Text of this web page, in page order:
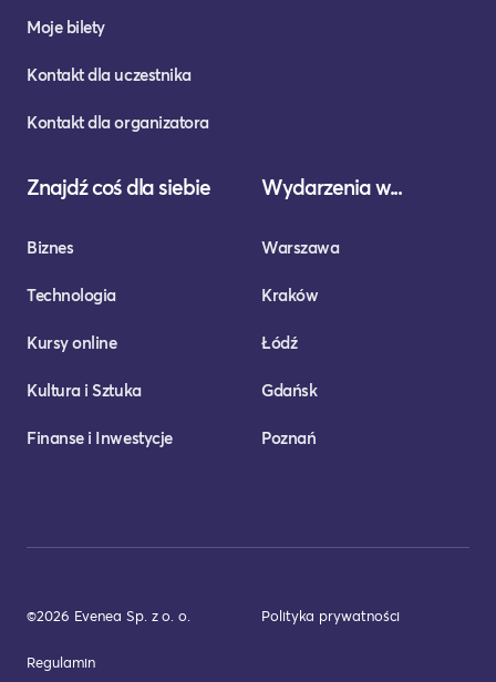
Moje bilety
Kontakt dla uczestnika
Kontakt dla organizatora
Znajdź coś dla siebie
Biznes
Technologia
Kursy online
Kultura i Sztuka
Finanse i Inwestycje
Wydarzenia w...
Warszawa
Kraków
Łódź
Gdańsk
Poznań
©2026 Evenea Sp. z o. o. Polityka prywatności
Regulamin